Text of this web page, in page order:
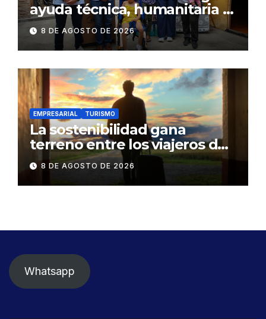
ayuda técnica, humanitaria y
Bono Joaquín Gallegos Lara a
familia en situación de
vulnerabilidad
8 DE AGOSTO DE 2026
EMPRESARIAL TURISMO
La sostenibilidad gana
terreno entre los viajeros de
negocios
8 DE AGOSTO DE 2026
Whatsapp